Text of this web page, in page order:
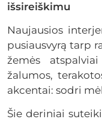
išsireiškimu
Naujausios
pusiausvyrą tarp
žemės
žalumos,
akcentai: sodri
Šie deriniai